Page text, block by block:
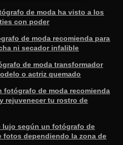
de moda ha visto a los
con poder
de moda recomienda para
ni secador infalible
de moda transformador
o actriz quemado
fotógrafo de moda recomienda
rejuvenecer tu rostro de
lujo según un fotógrafo de
fotos dependiendo la zona de